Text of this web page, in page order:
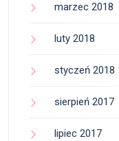
marzec 2018
luty 2018
styczeń 2018
sierpień 2017
lipiec 2017